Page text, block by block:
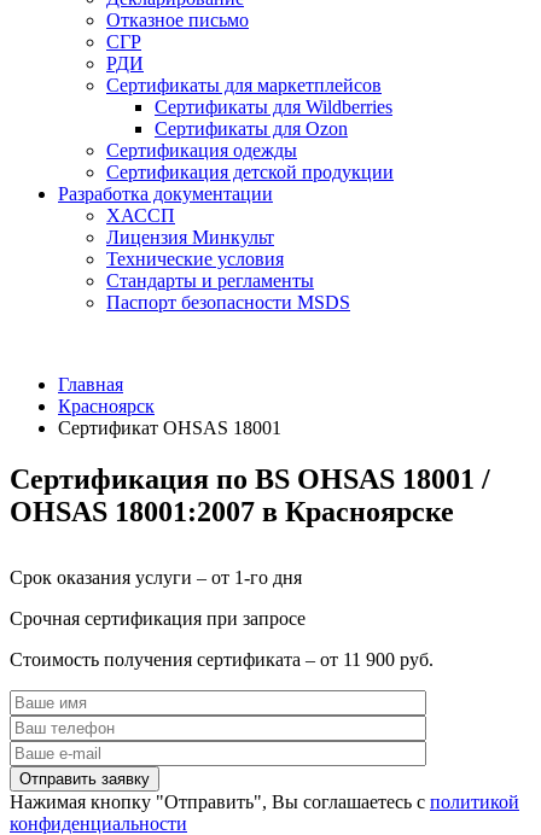
Отказное письмо
СГР
РДИ
Сертификаты для маркетплейсов
Сертификаты для Wildberries
Сертификаты для Ozon
Сертификация одежды
Сертификация детской продукции
Разработка документации
ХАССП
Лицензия Минкульт
Технические условия
Стандарты и регламенты
Паспорт безопасности MSDS
Главная
Красноярск
Сертификат OHSAS 18001
Сертификация по BS OHSAS 18001 /
OHSAS 18001:2007 в Красноярске
Срок оказания услуги – от 1-го дня
Срочная сертификация при запросе
Стоимость получения сертификата – от 11 900 руб.
Нажимая кнопку "Отправить", Вы соглашаетесь с политикой
конфиденциальности